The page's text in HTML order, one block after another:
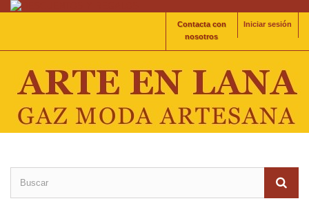
Iniciar sesión
Contacta con
nosotros